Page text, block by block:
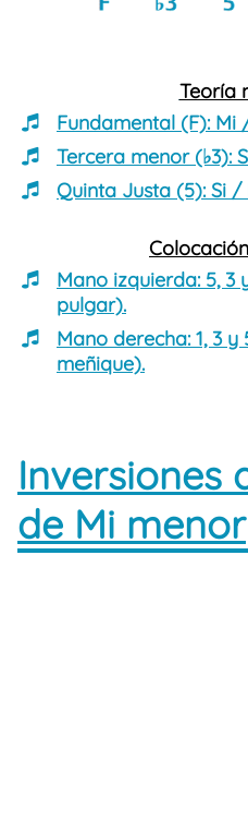
Teoría
Fundamental (F): Mi
Tercera menor (♭3):
Quinta Justa (5):Si /
Mano izquierda:5, 3
pulgar).
Mano derecha:1, 3 y
meñique).
Inversiones
de Mi menor